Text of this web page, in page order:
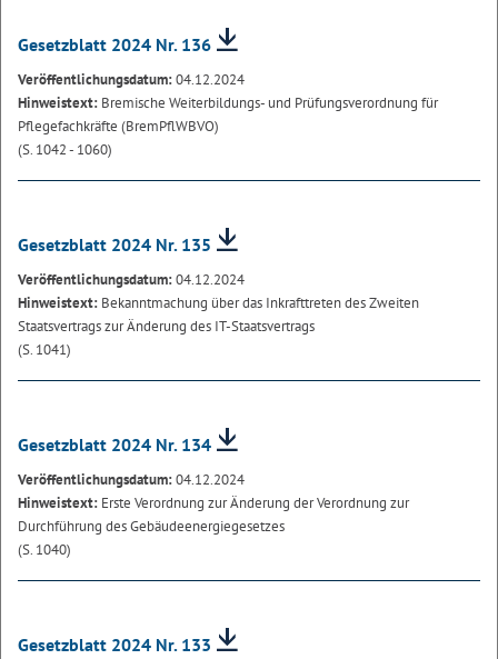
Gesetzblatt 2024 Nr. 136
Veröffentlichungsdatum:04.12.2024
Hinweistext: Bremische Weiterbildungs- und Prüfungsverordnung für
Pflegefachkräfte (BremPflWBVO)
(S. 1042 - 1060)
Gesetzblatt 2024 Nr. 135
Veröffentlichungsdatum:04.12.2024
Hinweistext: Bekanntmachung über das Inkrafttreten des Zweiten
Staatsvertrags zur Änderung des IT-Staatsvertrags
(S. 1041)
Gesetzblatt 2024 Nr. 134
Veröffentlichungsdatum:04.12.2024
Hinweistext: Erste Verordnung zur Änderung der Verordnung zur
Durchführung des Gebäudeenergiegesetzes
(S. 1040)
Gesetzblatt 2024 Nr. 133